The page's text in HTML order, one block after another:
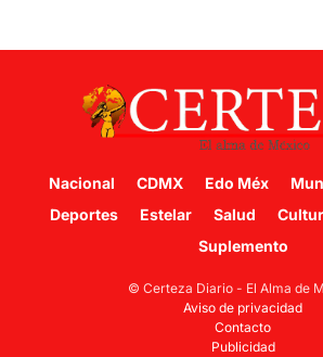
Nacional CDMX Edo Méx
Deportes
Estelar Salud
Suplemento
© Certeza Diario - El Alma de
Aviso de privacidad
Contacto
Publicidad